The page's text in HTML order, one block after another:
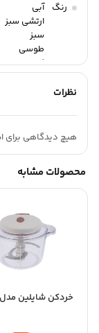
رنگ آبی
ارتشی سبز
سبز
طوسی
کرم
مشکی
نقره ای
آبی درباری
نظرات
هیچ دیدگاهی
محصولات مشابه
خردکن شایلین مدل 2L